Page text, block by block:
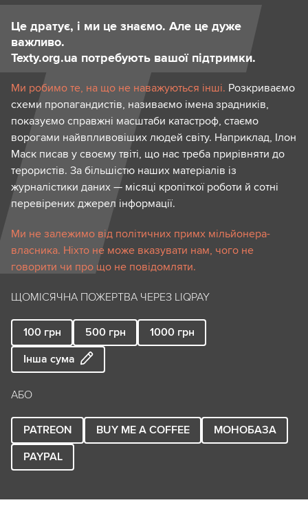
Це дратує, і ми це знаємо. Але це дуже
важливо.
Texty.org.ua потребують вашої підтримки.
Ми робимо те, на що не наважуються інші. Розкриваємо
схеми пропагандистів, називаємо імена зрадників,
показуємо справжні масштаби катастроф, стаємо
ворогами найвпливовіших людей світу. Наприклад, Ілон
Маск писав у своєму твіті, що нас треба прирівняти до
терористів. За більшістю наших матеріалів із
журналістики даних — місяці кропіткої роботи й сотні
перевірених джерел інформації.
Ми не залежимо від політичних примх мільйонера-
власника. Ніхто не може вказувати нам, чого не
говорити чи про що не повідомляти.
ЩОМІСЯЧНА ПОЖЕРТВА ЧЕРЕЗ LIQPAY
100 грн 500 грн 1000 грн
Інша сума
АБО
PATREON BUY ME A COFFEE
МОНОБАЗА
PAYPAL